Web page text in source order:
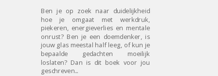
Ben je op zoek naar duidelijkheid
hoe je omgaat met werkdruk,
piekeren, energieverlies en mentale
onrust? Ben je een doemdenker, is
jouw glas meestal half leeg, of kun je
bepaalde gedachten moeilijk
loslaten? Dan is dit boek voor jou
geschreven...